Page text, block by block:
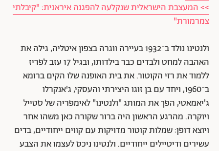
>> המעצבת הישראלית שנקלעה להפגנה איראנית: "קיבלתי
צמרמורת"
ולנטינו נולד ב־1932 בעיירה ווגרה בצפון איטליה, גילה את
האהבה למחט ולבדים כבר בילדותו, ובגיל 17 עזב לפריז
ללמוד את רזי הקוטור. את בית האופנה שלו הקים ברומא
ב־1960, ויחד עם בן זוגו היצירתי והעסקי, ג'אנקרלו
ג'יאמאטי, הפך את המותג "ולנטינו" לאימפריה של סטייל
ויוקרה. מהרגע הראשון היה ברור שקורה כאן משהו אחר
ויוצא דופן: שמלות קוטור מדויקות עם קווים ייחודיים, בדים
עשירים ודיטיילים ייחודיים. ולנטינו ניכס לעצמו את הצבע